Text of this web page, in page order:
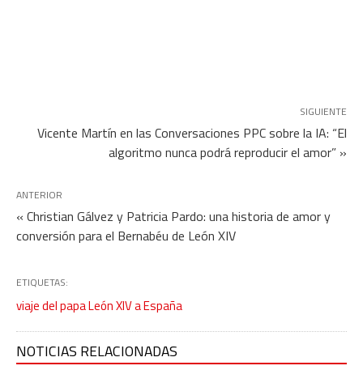
SIGUIENTE
Vicente Martín en las Conversaciones PPC sobre la IA: “El
algoritmo nunca podrá reproducir el amor” »
ANTERIOR
« Christian Gálvez y Patricia Pardo: una historia de amor y
conversión para el Bernabéu de León XIV
ETIQUETAS:
viaje del papa León XIV a España
NOTICIAS RELACIONADAS